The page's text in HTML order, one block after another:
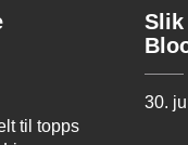
til topps
Slik
30.